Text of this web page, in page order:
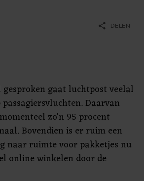
share DELEN
gaat luchtpost veelal
passagiersvluchten. Daarvan
zo'n 95 procent
Bovendien is er ruim een
naar ruimte voor pakketjes nu
online winkelen door de